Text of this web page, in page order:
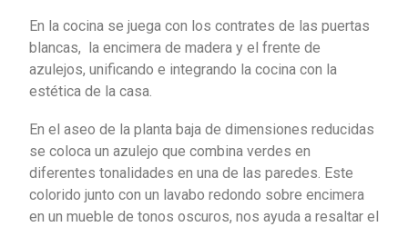
En la cocina se juega con los contrates de las puertas
blancas, la encimera de madera y el frente de
azulejos, unificando e integrando la cocina con la
estética de la casa.
En el aseo de la planta baja de dimensiones reducidas
se coloca un azulejo que combina verdes en
diferentes tonalidades en una de las paredes. Este
colorido junto con un lavabo redondo sobre encimera
en un mueble de tonos oscuros, nos ayuda a resaltar el